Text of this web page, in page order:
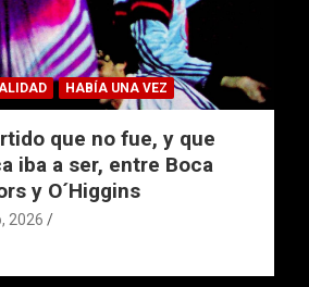
HABÍA UNA VEZ
que no fue, y que
iba a ser, entre Boca
y O´Higgins
2026